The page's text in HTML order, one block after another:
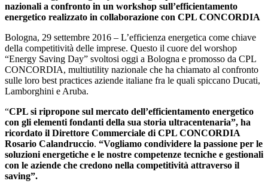
nazionali a confronto in un workshop sull’efficientamento
energetico realizzato in collaborazione con CPL CONCORDIA
Bologna, 29 settembre 2016 – L’efficienza energetica come chiave
della competitività delle imprese. Questo il cuore del worshop
“Energy Saving Day” svoltosi oggi a Bologna e promosso da CPL
CONCORDIA, multiutility nazionale che ha chiamato al confronto
sulle loro best practices aziende italiane fra le quali spiccano Ducati,
Lamborghini e Aruba.
“CPL si ripropone sul mercato dell’efficientamento energetico
con gli elementi fondanti della sua storia ultracentenaria”, ha
ricordato il Direttore Commerciale di CPL CONCORDIA
Rosario Calandruccio. “Vogliamo condividere la passione per le
soluzioni energetiche e le nostre competenze tecniche e gestionali
con le aziende che credono nella competitività attraverso il
saving”.